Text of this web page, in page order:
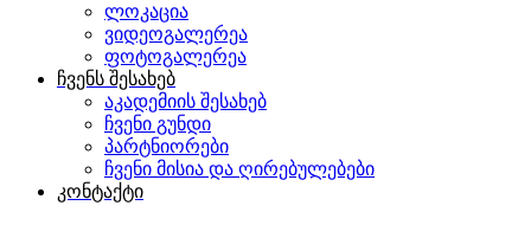
ლოკაცია
ვიდეოგალერეა
ფოტოგალერეა
ჩვენს შესახებ
აკადემიის შესახებ
ჩვენი გუნდი
პარტნიორები
ჩვენი მისია და ღირებულებები
კონტაქტი